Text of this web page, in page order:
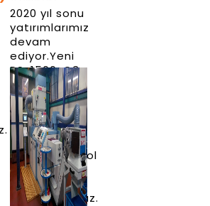
2020 yıl sonu
yatırımlarımız
devam
ediyor.Yeni
PS-1500-C3
Model
Numaralı 3
Kameralı
%100 optik
hata
seçme/kontrol
makinesini
almış
bulunmaktayız.